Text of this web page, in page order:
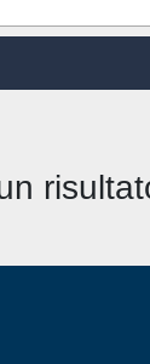
Ordina per